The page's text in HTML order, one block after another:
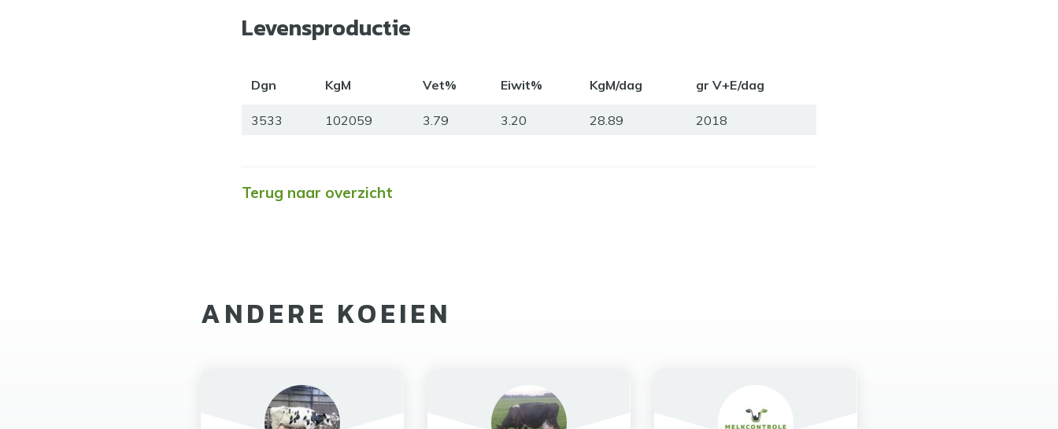
Levensproductie
Dgn KgM Vet% Eiwit% KgM/dag gr V+E/dag
3533 102059 3.79 3.20 28.89 2018
Terug naar overzicht
ANDERE KOEIEN